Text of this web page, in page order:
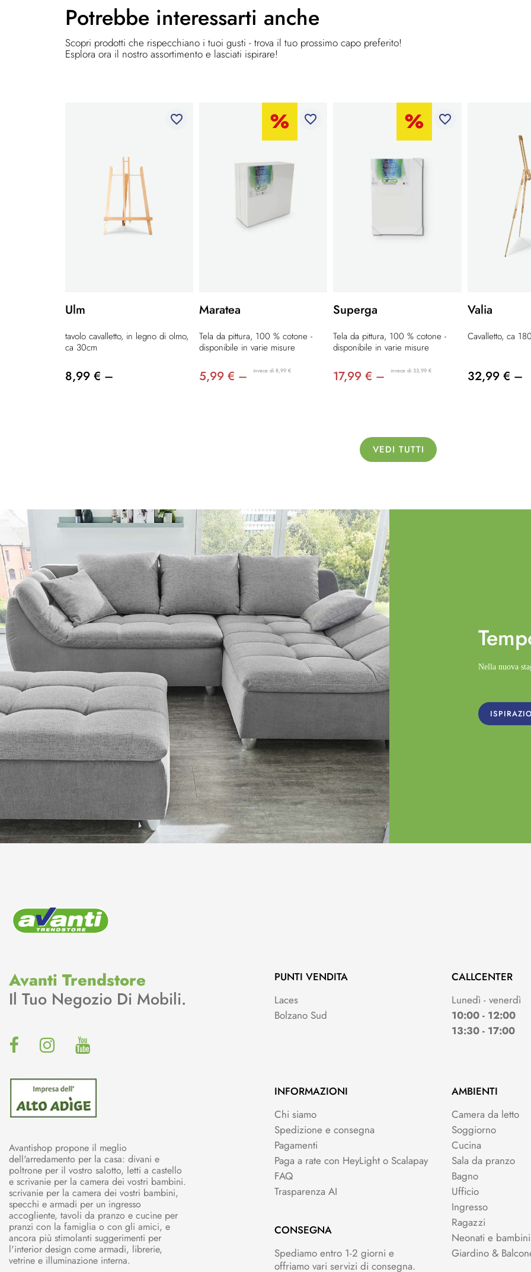
Potrebbe interessarti anche
Scopri prodotti che rispecchiano i tuoi gusti - trova il tuo prossimo capo preferito!
Esplora ora il nostro assortimento e lasciati ispirare!
favorite_border
Ulm
tavolo cavalletto, in legno di olmo,
ca 30cm
8,99 € –
favorite_border
Maratea
Tela da pittura, 100 % cotone -
disponibile in varie misure
5,99 € – invece di 8,99 €
favorite_border
Superga
Tela da pittura, 100 % cotone -
disponibile in varie misure
17,99 € – invece di 33,99 €
Valia
Cavalletto, ca
32,99 € –
VEDI TUTTI
Nella nuova
Avanti Trendstore
Il Tuo Negozio Di Mobili.
Avantishop propone il meglio
dell'arredamento per la casa: divani e
poltrone per il vostro salotto, letti a castello
e scrivanie per la camera dei vostri bambini.
scrivanie per la camera dei vostri bambini,
specchi e armadi per un ingresso
accogliente, tavoli da pranzo e cucine per
pranzi con la famiglia o con gli amici, e
ancora più stimolanti suggerimenti per
l'interior design come armadi, librerie,
vetrine e illuminazione interna.
PUNTI VENDITA
Laces
Bolzano Sud
CALLCENTER
Lunedì - venerdì
10:00 - 12:00
13:30 - 17:00
INFORMAZIONI
Chi siamo
Spedizione e consegna
Pagamenti
Paga a rate con HeyLight o Scalapay
FAQ
Trasparenza AI
CONSEGNA
Spediamo entro 1-2 giorni e
offriamo vari servizi di consegna.
AMBIENTI
Camera da letto
Soggiorno
Cucina
Sala da pranzo
Bagno
Ufficio
Ingresso
Ragazzi
Neonati e bambini
Giardino &